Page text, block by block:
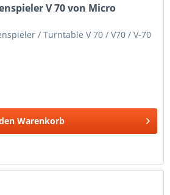
V 70 von Micro
/ Turntable V 70 / V70 / V-70
Warenkorb